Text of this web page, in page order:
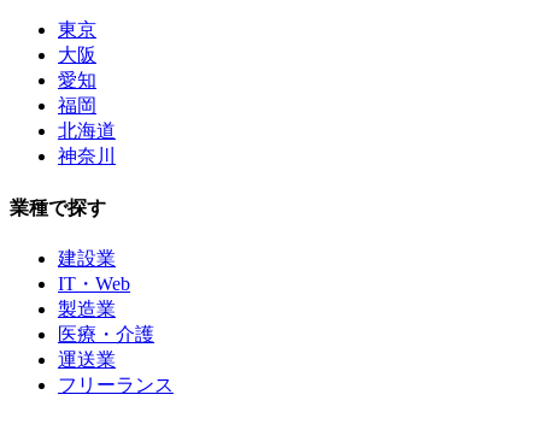
東京
大阪
愛知
福岡
北海道
神奈川
業種で探す
建設業
IT・Web
製造業
医療・介護
運送業
フリーランス